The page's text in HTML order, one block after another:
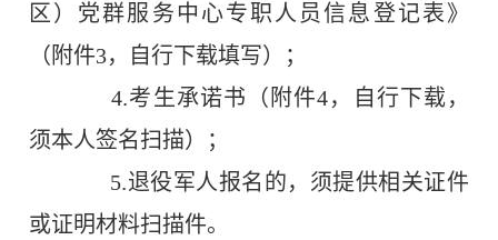
区）党群服务中心专职人员信息登记表》
（附件3，自行下载填写）；
4.考生承诺书（附件4，自行下载，
须本人签名扫描）；
5.退役军人报名的，须提供相关证件
或证明材料扫描件。